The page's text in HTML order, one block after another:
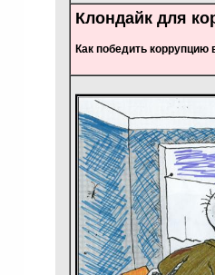
Клондайк для
Как победить